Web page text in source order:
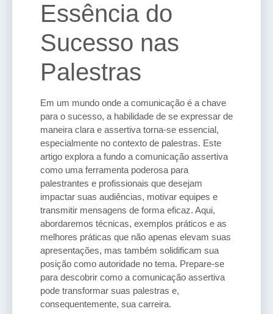
Essência do
Sucesso nas
Palestras
Em um mundo onde a comunicação é a chave
para o sucesso, a habilidade de se expressar de
maneira clara e assertiva torna-se essencial,
especialmente no contexto de palestras. Este
artigo explora a fundo a comunicação assertiva
como uma ferramenta poderosa para
palestrantes e profissionais que desejam
impactar suas audiências, motivar equipes e
transmitir mensagens de forma eficaz. Aqui,
abordaremos técnicas, exemplos práticos e as
melhores práticas que não apenas elevam suas
apresentações, mas também solidificam sua
posição como autoridade no tema. Prepare-se
para descobrir como a comunicação assertiva
pode transformar suas palestras e,
consequentemente, sua carreira.